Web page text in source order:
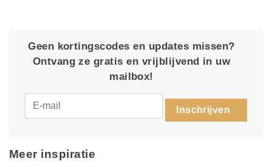
Geen kortingscodes en updates missen?
Ontvang ze gratis en vrijblijvend in uw
mailbox!
Inschrijven
Meer inspiratie